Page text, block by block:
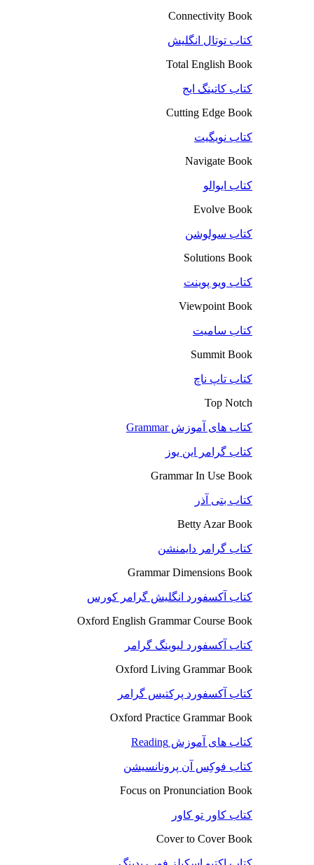
Connectivity Book
کتاب توتال انگلیش
Total English Book
کتاب کاتینگ ایج
Cutting Edge Book
کتاب نویگیت
Navigate Book
کتاب ایوالو
Evolve Book
کتاب سولوشن
Solutions Book
کتاب ویو پوینت
Viewpoint Book
کتاب سامیت
Summit Book
کتاب تاپ ناچ
Top Notch
کتاب های آموزش Grammar
کتاب گرامر این یوز
Grammar In Use Book
کتاب بتی آذر
Betty Azar Book
کتاب گرامر دایمنشن
Grammar Dimensions Book
کتاب آکسفورد انگلیش گرامر کورس
Oxford English Grammar Course Book
کتاب آکسفورد لیوینگ گرامر
Oxford Living Grammar Book
کتاب آکسفورد پرکتیس گرامر
Oxford Practice Grammar Book
کتاب های آموزش Reading
کتاب فوکِس آن پرونانسیشن
Focus on Pronunciation Book
کتاب کاور تو کاور
Cover to Cover Book